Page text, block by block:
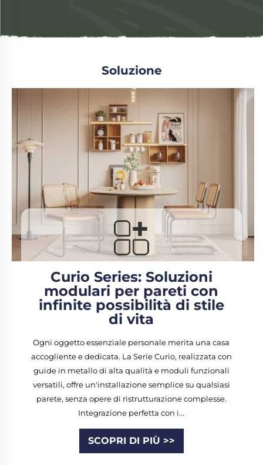
Soluzione
Curio Series: Soluzioni
modulari per pareti con
infinite possibilità di stile
di vita
Ogni oggetto essenziale personale merita una casa
accogliente e dedicata. La Serie Curio, realizzata con
guide in metallo di alta qualità e moduli funzionali
versatili, offre un'installazione semplice su qualsiasi
parete, senza opere di ristrutturazione complesse.
Integrazione perfetta con i...
SCOPRI DI PIÙ >>